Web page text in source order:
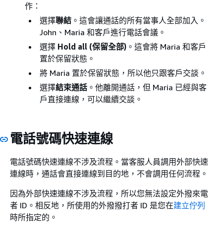
作：
選擇聯結 。這會讓通話的所有當事人全部加入。
John、Maria 和客戶進行電話會議。
選擇 Hold all (保留全部) 。這會將 Maria 和客戶
置於保留狀態。
將 Maria 置於保留狀態，所以他只跟客戶交談。
選擇結束通話 。他離開通話，但 Maria 已經與客
戶直接連線，可以繼續交談。
電話號碼快速連線
電話號碼快速連線不涉及流程。當客服人員調用外部快速
連線時，通話會直接連線到目的地，不會調用任何流程。
因為外部快速連線不涉及流程，所以您無法設定外撥來電
者 ID。相反地，所使用的外撥撥打者 ID 是您在建立佇列
時所指定的。